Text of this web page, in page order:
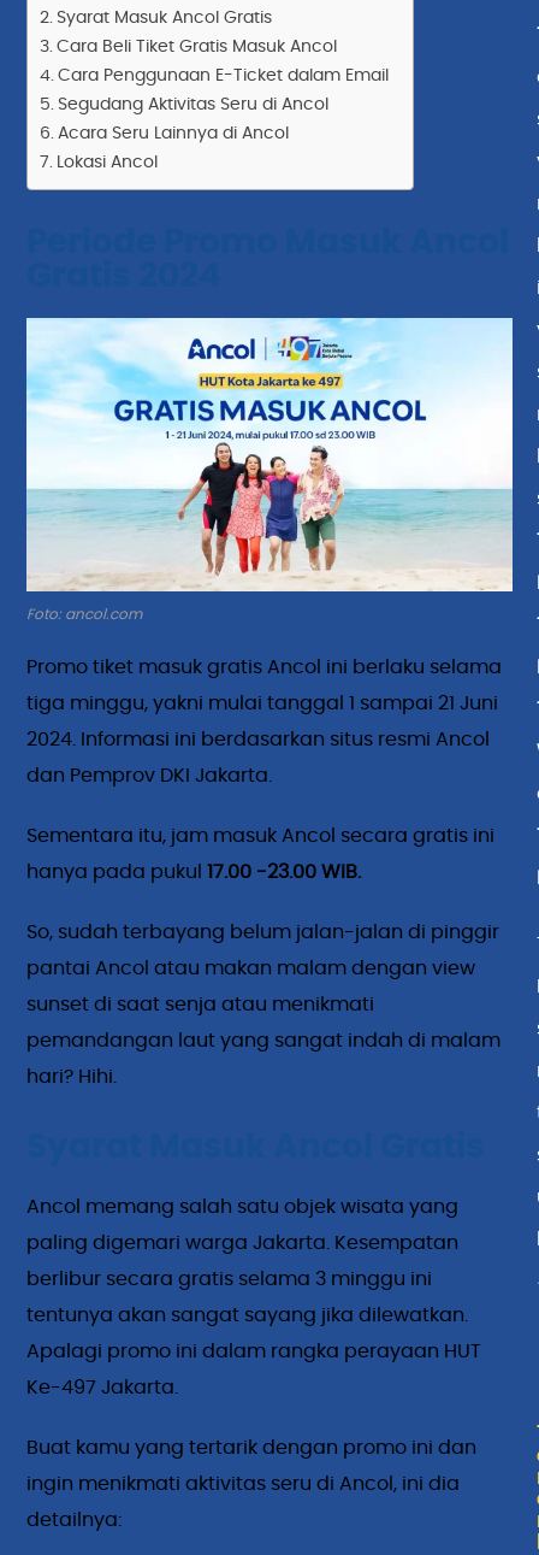
Syarat Masuk Ancol Gratis
Cara Beli Tiket Gratis Masuk Ancol
Cara Penggunaan E-Ticket dalam Email
Segudang Aktivitas Seru di Ancol
Acara Seru Lainnya di Ancol
Lokasi Ancol
Foto: ancol.com
Promo tiket masuk gratis Ancol ini berlaku selama
tiga minggu, yakni mulai tanggal 1 sampai 21 Juni
2024. Informasi ini berdasarkan situs resmi Ancol
dan Pemprov DKI Jakarta.
Sementara itu, jam masuk Ancol secara gratis ini
hanya pada pukul17.00 -23.00 WIB.
So, sudah terbayang belum jalan-jalan di pinggir
pantai Ancol atau makan malam dengan view
sunset di saat senja atau menikmati
pemandangan laut yang sangat indah di malam
hari? Hihi.
Ancol memang salah satu objek wisata yang
paling digemari warga Jakarta. Kesempatan
berlibur secara gratis selama 3 minggu ini
tentunya akan sangat sayang jika dilewatkan.
Apalagi promo ini dalam rangka perayaan HUT
Ke-497 Jakarta.
Buat kamu yang tertarik dengan promo ini dan
ingin menikmati aktivitas seru di Ancol, ini dia
detailnya: